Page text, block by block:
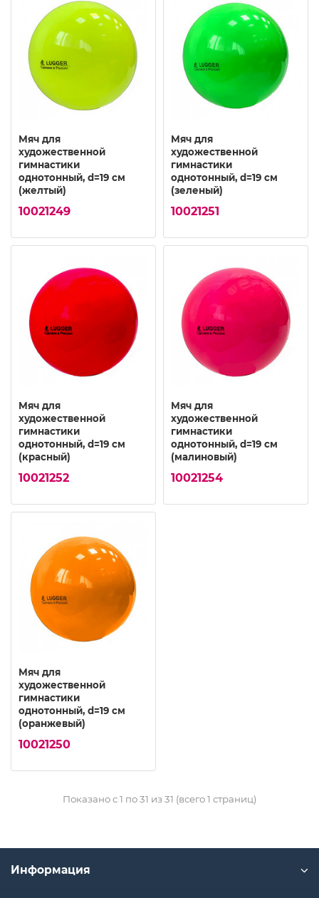
Мяч для
художественной
гимнастики
однотонный, d=19 см
(желтый)
10021249
Мяч для
художественной
гимнастики
однотонный, d=19 см
(зеленый)
10021251
Мяч для
художественной
гимнастики
однотонный, d=19 см
(красный)
10021252
Мяч для
художественной
гимнастики
однотонный, d=19 см
(малиновый)
10021254
Мяч для
художественной
гимнастики
однотонный, d=19 см
(оранжевый)
10021250
Показано с 1 по 31 из 31 (всего 1 страниц)
Информация